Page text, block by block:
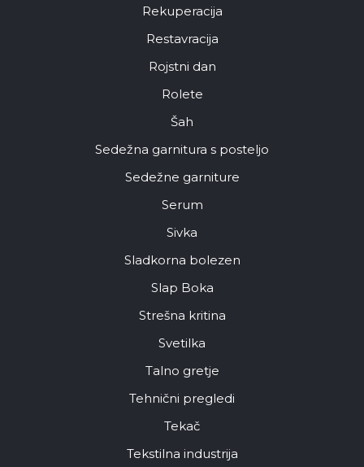
Rekuperacija
Restavracija
Rojstni dan
Rolete
Šah
Sedežna garnitura s posteljo
Sedežne garniture
Serum
Sivka
Sladkorna bolezen
Slap Boka
Strešna kritina
Svetilka
Talno gretje
Tehnični pregledi
Tekač
Tekstilna industrija